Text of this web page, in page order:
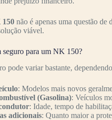
não é apenas uma questão
viável.
seguro para um NK 150?
pode variar bastante,
: Modelos mais novos
(Gasolina): Veículos
: Idade, tempo de
adicionais: Quanto maior a